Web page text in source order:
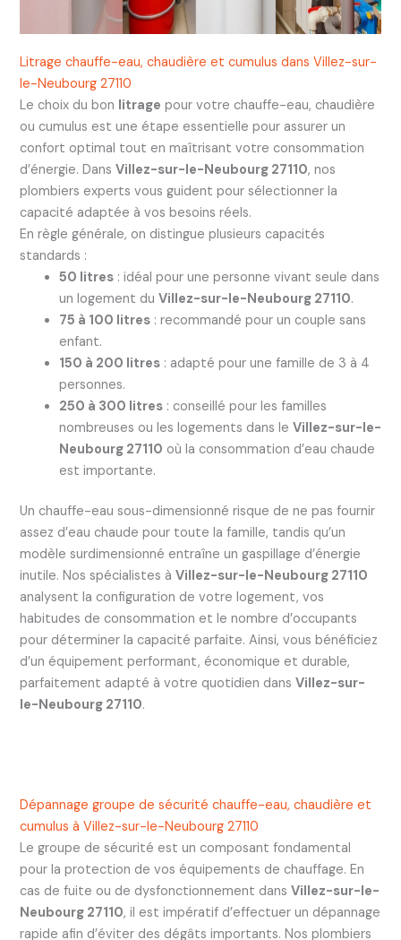
Litrage chauffe-eau, chaudière et cumulus dans Villez-sur-
le-Neubourg 27110
Le choix du bon litrage pour votre chauffe-eau, chaudière
ou cumulus est une étape essentielle pour assurer un
confort optimal tout en maîtrisant votre consommation
d’énergie. Dans Villez-sur-le-Neubourg 27110, nos
plombiers experts vous guident pour sélectionner la
capacité adaptée à vos besoins réels.
En règle générale, on distingue plusieurs capacités
standards :
50 litres: idéal pour une personne vivant seule dans
un logement du Villez-sur-le-Neubourg 27110.
75 à 100 litres: recommandé pour un couple sans
enfant.
150 à 200 litres: adapté pour une famille de 3 à 4
personnes.
250 à 300 litres: conseillé pour les familles
nombreuses ou les logements dans le Villez-sur-le-
Neubourg 27110 où la consommation d’eau chaude
est importante.
Un chauffe-eau sous-dimensionné risque de ne pas fournir
assez d’eau chaude pour toute la famille, tandis qu’un
modèle surdimensionné entraîne un gaspillage d’énergie
inutile. Nos spécialistes à Villez-sur-le-Neubourg 27110
analysent la configuration de votre logement, vos
habitudes de consommation et le nombre d’occupants
pour déterminer la capacité parfaite. Ainsi, vous bénéficiez
d’un équipement performant, économique et durable,
parfaitement adapté à votre quotidien dans Villez-sur-
le-Neubourg 27110.
Dépannage groupe de sécurité chauffe-eau, chaudière et
cumulus à Villez-sur-le-Neubourg 27110
Le groupe de sécurité est un composant fondamental
pour la protection de vos équipements de chauffage. En
cas de fuite ou de dysfonctionnement dans Villez-sur-le-
Neubourg 27110, il est impératif d’effectuer un dépannage
rapide afin d’éviter des dégâts importants. Nos plombiers